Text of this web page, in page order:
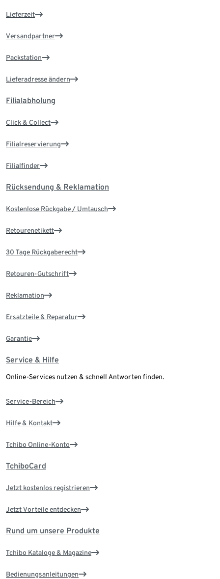
Lieferzeit
Versandpartner
Packstation
Lieferadresse ändern
Filialabholung
Click & Collect
Filialreservierung
Filialfinder
Rücksendung & Reklamation
Kostenlose Rückgabe / Umtausch
Retourenetikett
30 Tage Rückgaberecht
Retouren-Gutschrift
Reklamation
Ersatzteile & Reparatur
Garantie
Service & Hilfe
Online-Services nutzen & schnell Antworten finden.
Service-Bereich
Hilfe & Kontakt
Tchibo Online-Konto
TchiboCard
Jetzt kostenlos registrieren
Jetzt Vorteile entdecken
Rund um unsere Produkte
Tchibo Kataloge & Magazine
Bedienungsanleitungen